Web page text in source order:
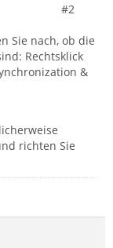
#2
Sie nach, ob die
Rechtsklick
&
richten Sie